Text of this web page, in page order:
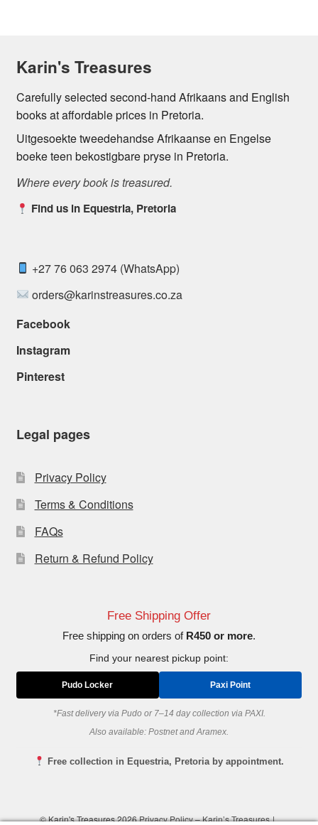
Karin's Treasures
Carefully selected second-hand Afrikaans and English
books at affordable prices in Pretoria.
Uitgesoekte tweedehandse Afrikaanse en Engelse
boeke teen bekostigbare pryse in Pretoria.
Where every book is treasured.
Find us in Equestria, Pretoria
+27 76 063 2974 (WhatsApp)
orders@karinstreasures.co.za
Facebook
Instagram
Pinterest
Legal pages
Privacy Policy
Terms & Conditions
FAQs
Return & Refund Policy
Free Shipping Offer
Free shipping on orders of R450 or more.
Find your nearest pickup point:
Pudo Locker Paxi Point
*Fast delivery via Pudo or 7–14 day collection via PAXI.
Also available: Postnet and Aramex.
Free collection in Equestria, Pretoria by appointment.
© Karin's Treasures 2026Privacy Policy – Karin’s Treasures .